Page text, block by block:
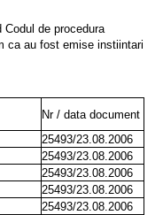
Codul de procedura
ca au fost emise instiintari
Nr / data document
25493/23.08.2006
25493/23.08.2006
25493/23.08.2006
25493/23.08.2006
25493/23.08.2006